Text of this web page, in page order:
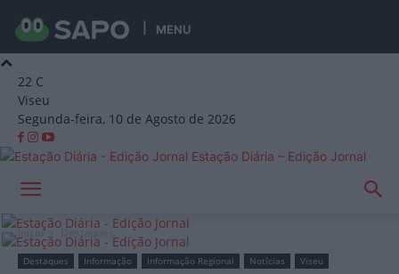
MENU
22 C
Viseu
Segunda-feira, 10 de Agosto de 2026
Estação Diária – Edição Jornal
Início Destaques
Destaques Informação Informação Regional Notícias Viseu